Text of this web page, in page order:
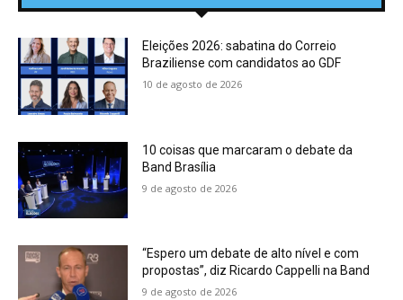
Eleições 2026: sabatina do Correio
Braziliense com candidatos ao GDF
10 de agosto de 2026
10 coisas que marcaram o debate da
Band Brasília
9 de agosto de 2026
“Espero um debate de alto nível e com
propostas”, diz Ricardo Cappelli na Band
9 de agosto de 2026